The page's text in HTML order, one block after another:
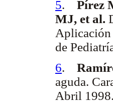
5. Pírez
MJ, et al.
Aplicación
de
6.
aguda.
Abril